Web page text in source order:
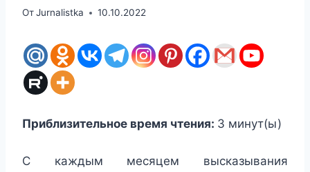
ОтJurnalistka 10.10.2022
Приблизительное время чтения: 3 минут(ы)
С каждым месяцем высказывания